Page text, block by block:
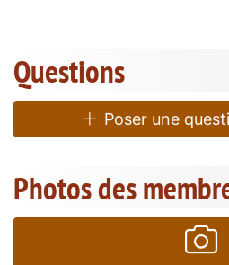
Questions
Poser une
Photos des